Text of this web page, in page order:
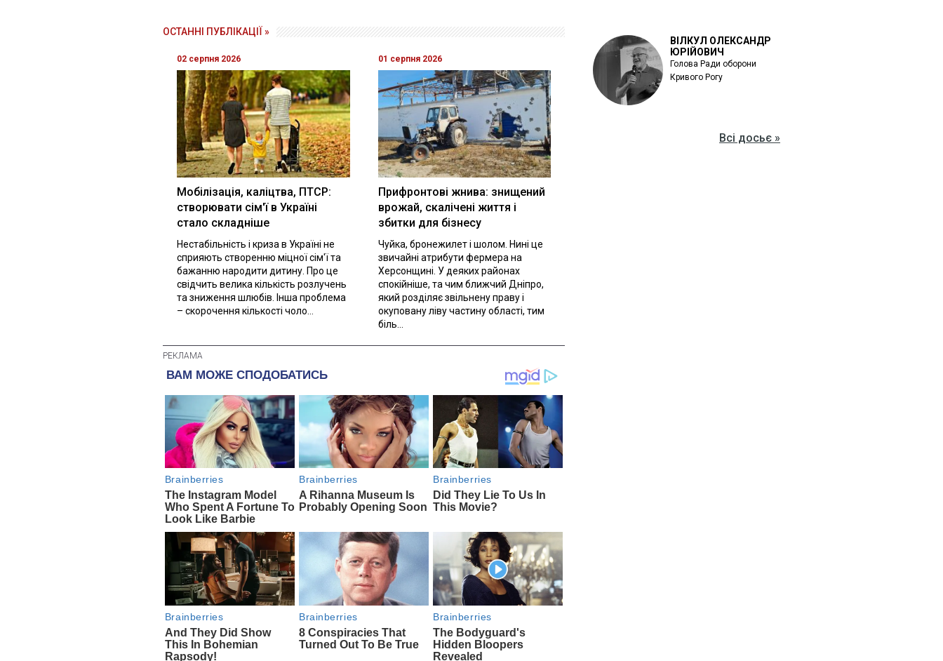
ОСТАННІ ПУБЛІКАЦІЇ »
02 серпня 2026
Мобілізація, каліцтва, ПТСР:
створювати сім'ї в Україні
стало складніше
Нестабільність і криза в Україні не
сприяють створенню міцної сім'ї та
бажанню народити дитину. Про це
свідчить велика кількість розлучень
та зниження шлюбів. Інша проблема
– скорочення кількості чоло...
01 серпня 2026
Прифронтові жнива: знищений
врожай, скалічені життя і
збитки для бізнесу
Чуйка, бронежилет і шолом. Нині це
звичайні атрибути фермера на
Херсонщині. У деяких районах
спокійніше, та чим ближчий Дніпро,
який розділяє звільнену праву і
окуповану ліву частину області, тим
біль...
ВІЛКУЛ ОЛЕКСАНДР
ЮРІЙОВИЧ
Голова Ради оборони
Кривого Рогу
Всі досьє »